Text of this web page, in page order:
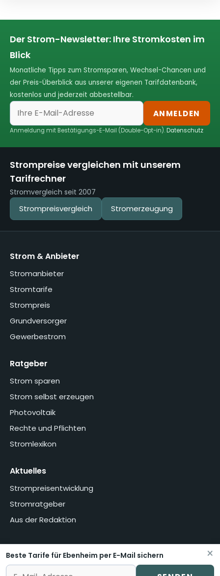
Der Strom-Newsletter: Ihre Stromkosten im
Blick
Monatliche Tipps zum Stromsparen, Wechsel-Chancen und
der Preis-Überblick aus unserer eigenen Tarifdatenbank,
kostenlos und jederzeit abbestellbar.
ANMELDEN
Anmeldung mit Bestätigungs-E-Mail (Double-Opt-in).Datenschutz
Strompreise vergleichen mit unserem
Tarifrechner
Stromvergleich seit 2007
Strompreisvergleich Stromerzeugung
Strom & Anbieter
Stromanbieter
Stromtarife
Strompreis
Grundversorger
Gewerbestrom
Ratgeber
Strom sparen
Strom selbst erzeugen
Photovoltaik
Rechte und Pflichten
Stromlexikon
Aktuelles
Strompreisentwicklung
Stromratgeber
Aus der Redaktion
HomeÜber unsMethodikPresseDatenschutzerklärung
×
Beste Tarife für Ebenheim per E-Mail sichern